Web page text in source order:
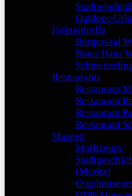
Outdoor-
Freizeittreffs
Bürgersaal
Rotes Haus
Restaurants
Restaurant
Restaurant
Restaurant
Restaurant
Museen
Müritzeum
(Müritz)